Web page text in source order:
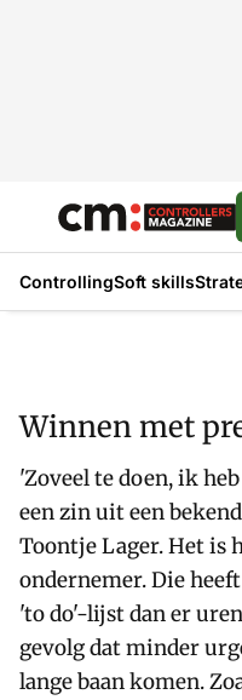
ControllingSoft skills
Winnen met
'Zoveel te doen, ik
een zin uit een
Toontje Lager. Het is
ondernemer. Die
'to do'-lijst dan er
gevolg dat minder
lange baan komen.